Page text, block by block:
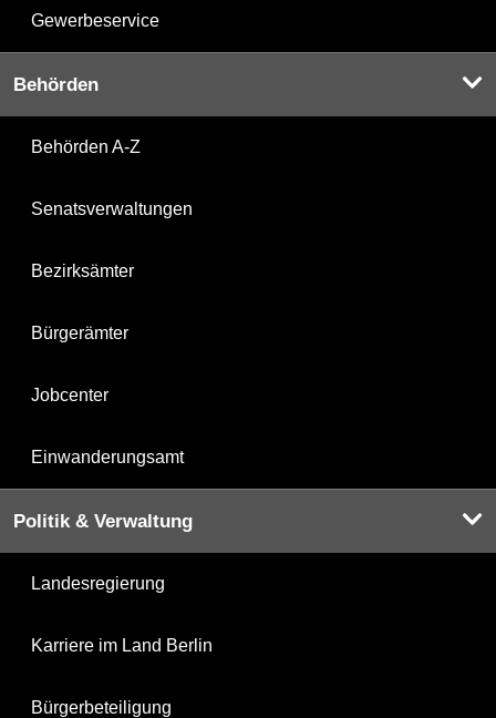
Gewerbeservice
Behörden
Behörden A-Z
Senatsverwaltungen
Bezirksämter
Bürgerämter
Jobcenter
Einwanderungsamt
Politik & Verwaltung
Landesregierung
Karriere im Land Berlin
Bürgerbeteiligung